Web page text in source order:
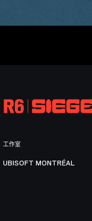
工作室
UBISOFT MONTRÉAL